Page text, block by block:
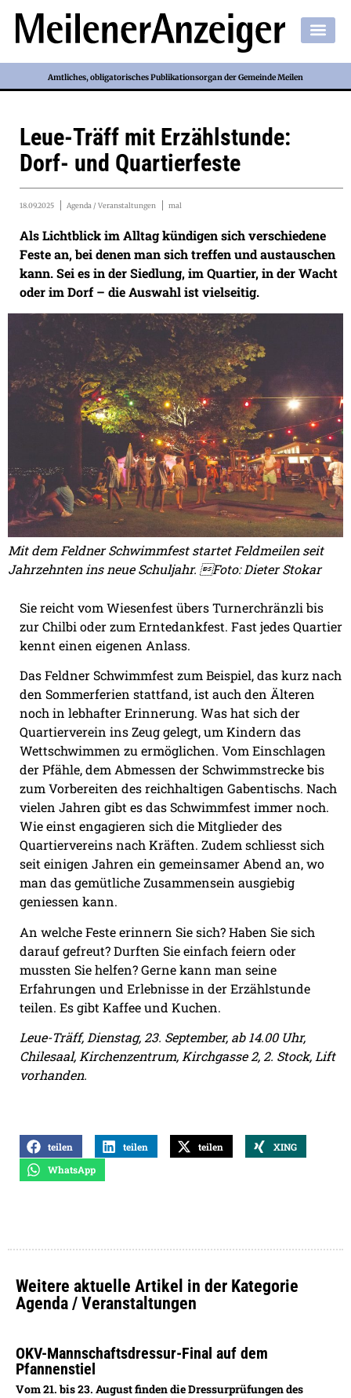
Amtliches, obligatorisches Publikationsorgan der Gemeinde Meilen
Leue-Träff mit Erzählstunde:
Dorf- und Quartierfeste
18.09.2025 Agenda / Veranstaltungen mal
Als Lichtblick im Alltag kündigen sich verschiedene
Feste an, bei denen man sich treffen und austauschen
kann. Sei es in der Siedlung, im Quartier, in der Wacht
oder im Dorf – die Auswahl ist vielseitig.
Mit dem Feldner Schwimmfest startet Feldmeilen seit
Jahrzehnten ins neue Schuljahr. Foto: Dieter Stokar
Sie reicht vom Wiesenfest übers Turnerchränzli bis
zur Chilbi oder zum Erntedankfest. Fast jedes Quartier
kennt einen eigenen Anlass.
Das Feldner Schwimmfest zum Beispiel, das kurz nach
den Sommerferien stattfand, ist auch den Älteren
noch in lebhafter Erinnerung. Was hat sich der
Quartierverein ins Zeug gelegt, um Kindern das
Wettschwimmen zu ermöglichen. Vom Einschlagen
der Pfähle, dem Abmessen der Schwimmstrecke bis
zum Vorbereiten des reichhaltigen Gabentischs. Nach
vielen Jahren gibt es das Schwimmfest immer noch.
Wie einst engagieren sich die Mitglieder des
Quartiervereins nach Kräften. Zudem schliesst sich
seit einigen Jahren ein gemeinsamer Abend an, wo
man das gemütliche Zusammensein ausgiebig
geniessen kann.
An welche Feste erinnern Sie sich? Haben Sie sich
darauf gefreut? Durften Sie einfach feiern oder
mussten Sie helfen? Gerne kann man seine
Erfahrungen und Erlebnisse in der Erzählstunde
teilen. Es gibt Kaffee und Kuchen.
Leue-Träff, Dienstag, 23. September, ab 14.00 Uhr,
Chilesaal, Kirchenzentrum, Kirchgasse 2, 2. Stock, Lift
vorhanden.
teilen teilen teilen
XING
WhatsApp
Weitere aktuelle Artikel in der Kategorie
Agenda / Veranstaltungen
OKV-Mannschaftsdressur-Final auf dem
Pfannenstiel
Vom 21. bis 23. August finden die Dressurprüfungen des